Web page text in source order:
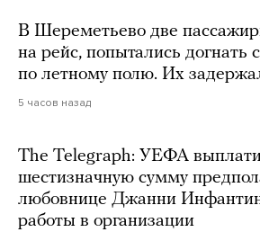
В Шереметьево две
на рейс, попытались догнать
по летному полю. Их
5 часов назад
The Telegraph: УЕФА
шестизначную сумму
любовнице Джанни
работы в организации